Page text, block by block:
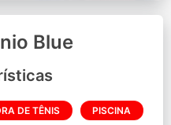
Blue
DE TÊNIS PISCINA